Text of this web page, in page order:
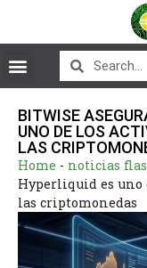
BITWISE
UNO DE LOS
LAS
Home - noticias
Hyperliquid es uno
las criptomonedas